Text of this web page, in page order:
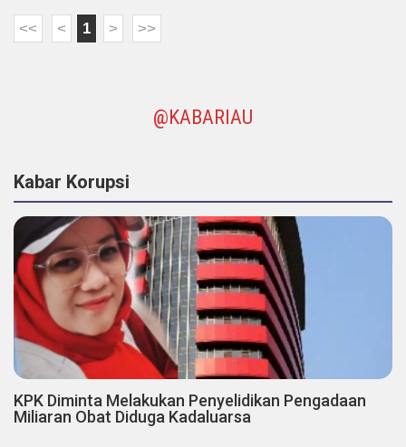
<< < 1 > >>
@KABARIAU
Kabar Korupsi
KPK Diminta Melakukan Penyelidikan Pengadaan
Miliaran Obat Diduga Kadaluarsa